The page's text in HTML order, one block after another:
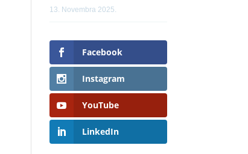
13. Novembra 2025.
Facebook
Instagram
YouTube
LinkedIn